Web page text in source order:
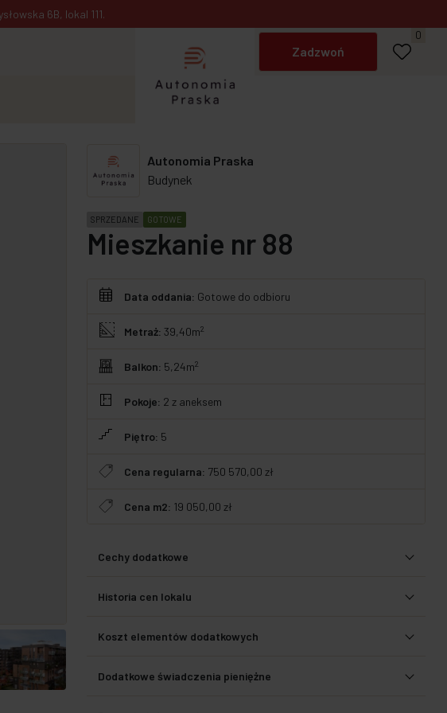
6B, lokal 111.
Napisz do nas
Zadzwoń
0
Autonomia Praska
Budynek
SPRZEDANE GOTOWE
Mieszkanie nr 88
Data oddania: Gotowe do odbioru
Metraż: 39,40m2
Balkon: 5,24m2
Pokoje: 2 z aneksem
Piętro: 5
Cena regularna: 750 570,00 zł
Cena m2: 19 050,00 zł
Cechy dodatkowe
Historia cen lokalu
Koszt elementów dodatkowych
Dodatkowe świadczenia pieniężne